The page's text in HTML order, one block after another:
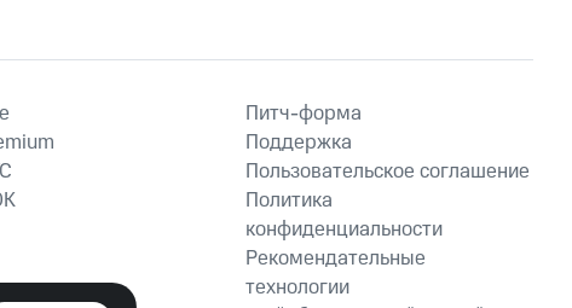
Питч-форма
Поддержка
Пользовательское соглашение
Политика
конфиденциальности
Рекомендательные
технологии